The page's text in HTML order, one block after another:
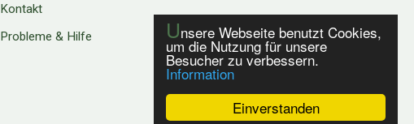
Einverstanden
Unsere Webseite benutzt Cookies,
um die Nutzung für unsere
Besucher zu verbessern.
Information
Kontakt
Probleme & Hilfe